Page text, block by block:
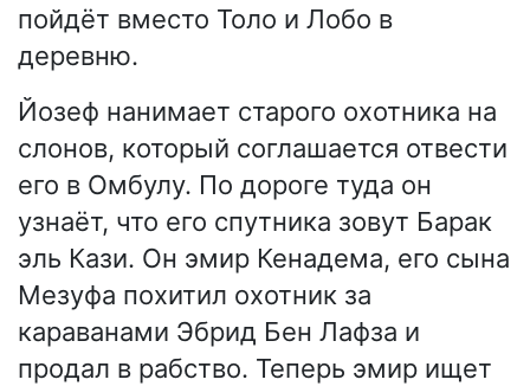
пойдёт вместо Толо и Лобо в
деревню.
Йозеф нанимает старого охотника на
слонов, который соглашается отвести
его в Омбулу. По дороге туда он
узнаёт, что его спутника зовут Барак
эль Кази. Он эмир Кенадема, его сына
Мезуфа похитил охотник за
караванами Эбрид Бен Лафза и
продал в рабство. Теперь эмир ищет